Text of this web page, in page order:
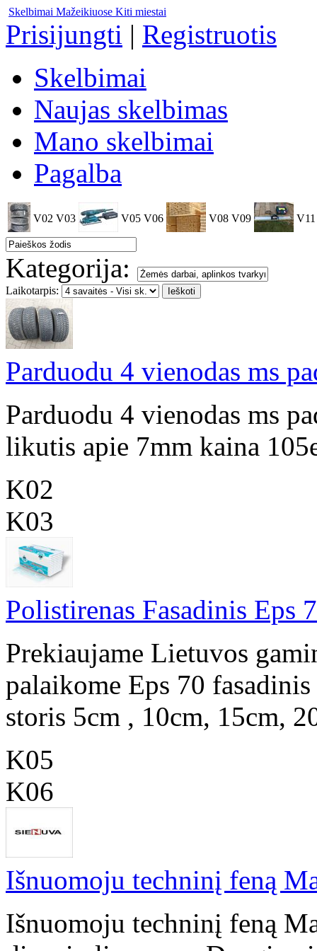
Skelbimai Mažeikiuose Kiti miestai
Prisijungti | Registruotis
Skelbimai
Naujas skelbimas
Mano skelbimai
Pagalba
V02 V03 V05 V06 V08 V09 V11
Kategorija:
Laikotarpis:
Parduodu 4 vienodas ms
Parduodu 4 vienodas ms
likutis apie 7mm kaina
K02
K03
Polistirenas Fasadinis Eps
Prekiaujame Lietuvos
palaikome Eps 70
storis 5cm , 10cm, 15cm,
K05
K06
Išnuomoju techninį feną
Išnuomoju techninį feną